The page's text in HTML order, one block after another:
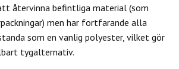
återvinna befintliga material (som
men har fortfarande alla
som en vanlig polyester, vilket gör
tygalternativ.